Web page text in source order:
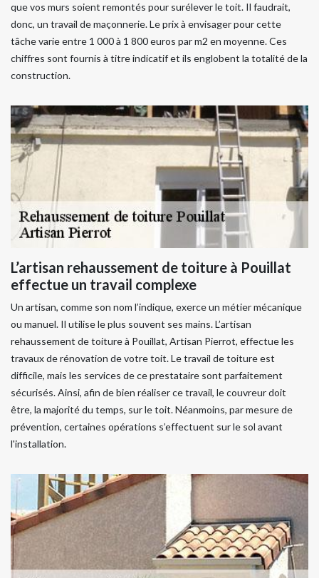
que vos murs soient remontés pour surélever le toit. Il faudrait,
donc, un travail de maçonnerie. Le prix à envisager pour cette
tâche varie entre 1 000 à 1 800 euros par m2 en moyenne. Ces
chiffres sont fournis à titre indicatif et ils englobent la totalité de la
construction.
L’artisan rehaussement de toiture à Pouillat
effectue un travail complexe
Un artisan, comme son nom l’indique, exerce un métier mécanique
ou manuel. Il utilise le plus souvent ses mains. L’artisan
rehaussement de toiture à Pouillat, Artisan Pierrot, effectue les
travaux de rénovation de votre toit. Le travail de toiture est
difficile, mais les services de ce prestataire sont parfaitement
sécurisés. Ainsi, afin de bien réaliser ce travail, le couvreur doit
être, la majorité du temps, sur le toit. Néanmoins, par mesure de
prévention, certaines opérations s’effectuent sur le sol avant
l'installation.